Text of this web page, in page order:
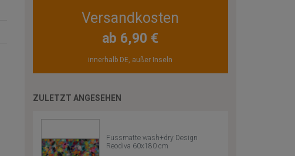
Versandkosten
ab 6,90 €
innerhalb DE, außer Inseln
ZULETZT ANGESEHEN
Fussmatte wash+dry Design
Reodiva 60x180 cm